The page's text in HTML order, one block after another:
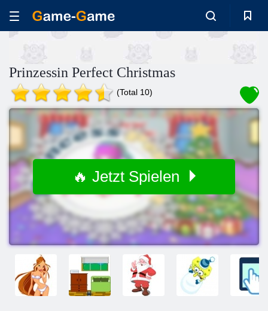
Prinzessin Perfect Christmas
(Total 10)
🔥 Jetzt Spielen